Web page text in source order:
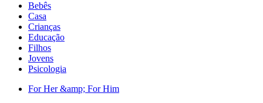
Bebês
Casa
Crianças
Educação
Filhos
Jovens
Psicologia
For Her &amp; For Him